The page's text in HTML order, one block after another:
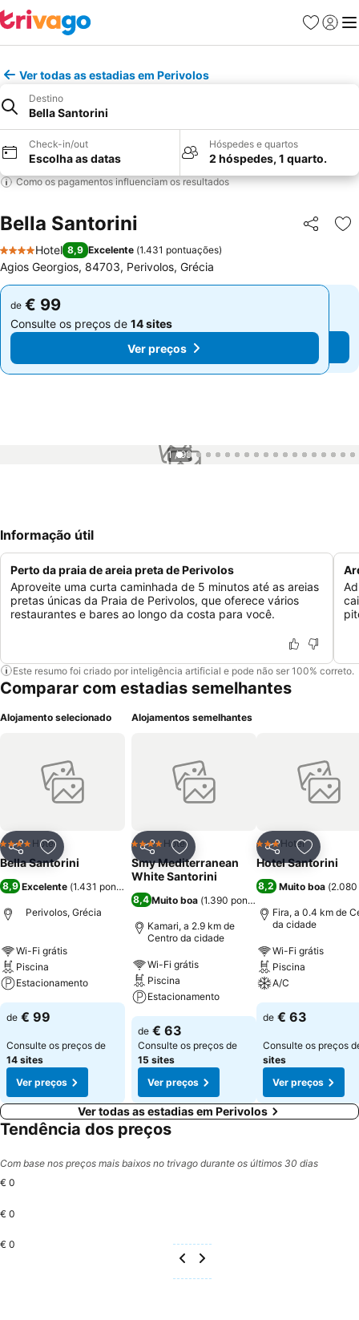
Favoritos
Iniciar
Ver todas as estadias em Perivolos
Destino
Bella Santorini
Check-in/out
Escolha as datas
Hóspedes e quartos
2 hóspedes, 1 quarto.
Como os pagamentos influenciam os resultados
Bella Santorini Partilhar
4 Estrelas
Hotel 8,9 Excelente (1.431 pontuações)
Agios Georgios, 84703, Perivolos, Grécia
de € 99
Consulte os preços de 14 sites
Ver preços
de € 99
Consulte os preços de 14 sites
Ver preços
1 / 99
Informação útil
Perto da praia de areia preta de Perivolos
Aproveite uma curta caminhada de 5 minutos até as areias
pretas únicas da Praia de Perivolos, que oferece vários
restaurantes e bares ao longo da costa para você.
Este resumo foi criado por inteligência artificial e pode não ser 100% correto.
Comparar com estadias semelhantes
Alojamento selecionado
PartilharAdicionar aos favoritos
4 EstrelasHotel
Bella Santorini
8,9 Excelente (1.431 pontuações
Perivolos, Grécia
Wi-Fi grátis
Piscina
Estacionamento
de € 99
Consulte os preços de
14 sites
Ver preços
Alojamentos semelhantes
PartilharAdicionar aos favoritos
4 EstrelasHotel
Smy Mediterranean
White Santorini
8,4 Muito boa (1.390 pontuações
Kamari, a 2.9 km de
Centro da cidade
Wi-Fi grátis
Piscina
Estacionamento
de € 63
Consulte os preços de
15 sites
Ver preços
Partilhar
3 Estrelas
Hotel
Hotel Santorini
8,2 Muito boa (2.080
Fira, a 0.4 km de
da cidade
Wi-Fi grátis
Piscina
A/C
de € 63
Consulte os preços
sites
Ver preços
Ver todas as estadias em Perivolos
Tendência dos preços
Com base nos preços mais baixos no trivago durante os últimos 30 dias
€ 0
€ 0
€ 0